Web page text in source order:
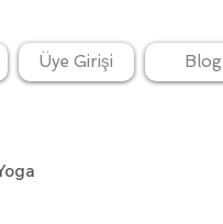
Üye Girişi Blog